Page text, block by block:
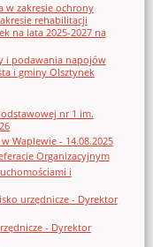
w zakresie ochrony
rehabilitacji
na lata 2025-2027 na
i podawania napojów
i gminy Olsztynek
nr 1 im.
Waplewie - 14.08.2025
Organizacyjnym
i
urzędnicze - Dyrektor
- Dyrektor